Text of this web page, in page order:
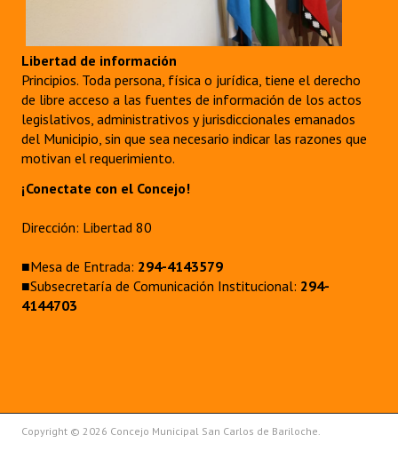
Libertad de información
Principios. Toda persona, física o jurídica, tiene el derecho
de libre acceso a las fuentes de información de los actos
legislativos, administrativos y jurisdiccionales emanados
del Municipio, sin que sea necesario indicar las razones que
motivan el requerimiento.
¡Conectate con el Concejo!
Dirección: Libertad 80
■Mesa de Entrada: 294-4143579
■Subsecretaría de Comunicación Institucional: 294-
4144703
Copyright © 2026 Concejo Municipal San Carlos de Bariloche.